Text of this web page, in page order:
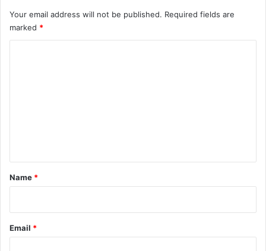
Your email address will not be published. Required fields are
marked *
*
Name *
Email *